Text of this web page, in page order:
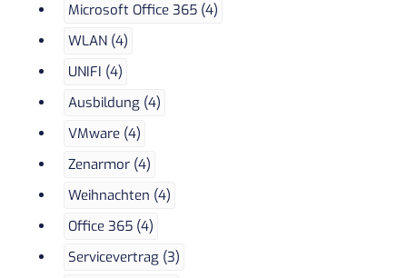
Microsoft Office 365 (4)
WLAN (4)
UNIFI (4)
Ausbildung (4)
VMware (4)
Zenarmor (4)
Weihnachten (4)
Office 365 (4)
Servicevertrag (3)